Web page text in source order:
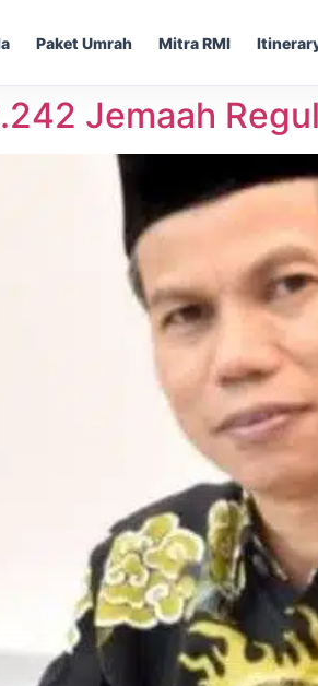
Paket Umrah Mitra RMI
Jemaah